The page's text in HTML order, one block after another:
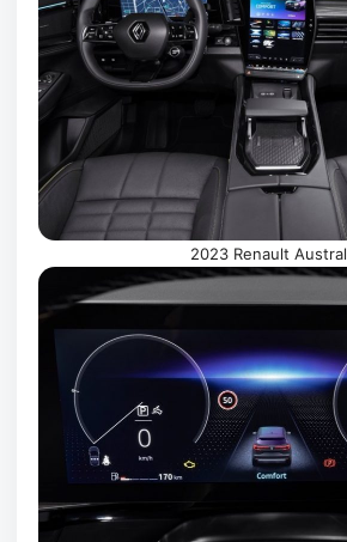
2023 Renault Austral